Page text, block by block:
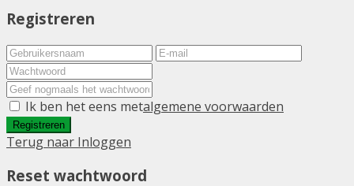
Registreren
Ik ben het eens metalgemene voorwaarden
Registreren
Terug naar Inloggen
Reset wachtwoord